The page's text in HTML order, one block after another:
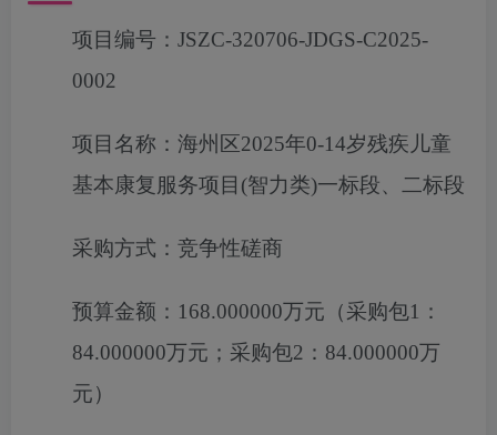
项目编号： JSZC-320706-JDGS-C2025-
0002
项目名称： 海州区2025年0-14岁残疾儿童
基本康复服务项目(智力类)一标段、二标段
采购方式： 竞争性磋商
预算金额： 168.000000万元（采购包1：
84.000000万元；采购包2：84.000000万
元）